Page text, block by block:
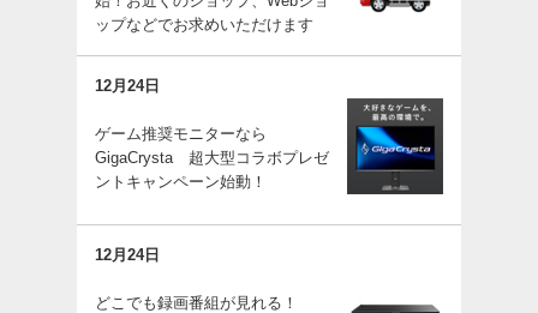
ップなどでお求めいただけます
12月24日
ゲーム推奨モニターなら
GigaCrysta 超大型コラボプレゼ
ントキャンペーン始動！
12月24日
どこでも録画番組が見れる！